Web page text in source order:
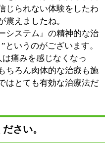
art blue Inc.